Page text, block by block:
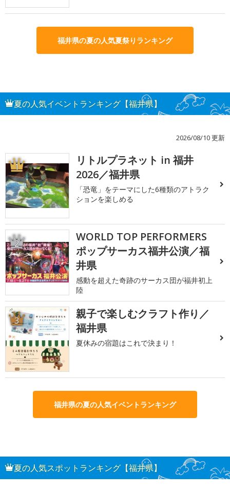
福井県の夏の人気夏祭りランキング
夏の人気イベントランキング【福井県】
2026/08/10 更新
1
リトルプラネット in 福井
2026／福井県
「恐竜」をテーマにした6種類のアトラク
ションを楽しめる
2
WORLD TOP PERFORMERS
ポップサーカス福井公演／福
井県
感動を超えた奇跡のサーカス団が福井初上
陸
3
親子で楽しむクラフト作り／
福井県
夏休みの宿題はこれで決まり！
福井県の夏の人気イベントランキング
夏の人気スポットランキング【福井県】